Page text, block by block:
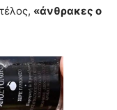
«άνθρακες ο